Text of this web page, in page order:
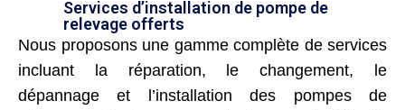
Services d’installation de pompe de
relevage offerts
Nous proposons une gamme complète de services
incluant la réparation, le changement, le
dépannage et l’installation des pompes de